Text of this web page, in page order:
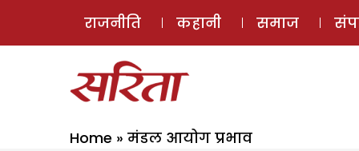
राजनीति कहानी समाज
Home » मंडल आयोग प्रभाव